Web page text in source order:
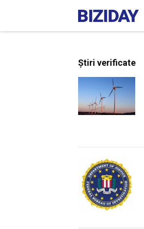
Știri verificate